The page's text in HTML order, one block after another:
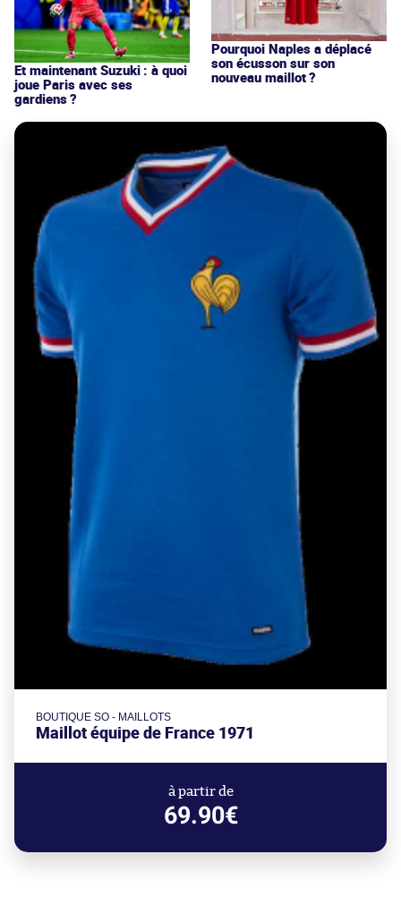
Et maintenant Suzuki : à quoi
joue Paris avec ses
gardiens ?
Pourquoi Naples a déplacé
son écusson sur son
nouveau maillot ?
BOUTIQUE SO - MAILLOTS
Maillot équipe de France 1971
à partir de
69.90€